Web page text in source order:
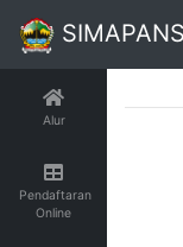
Alur
Pendaftaran
Online